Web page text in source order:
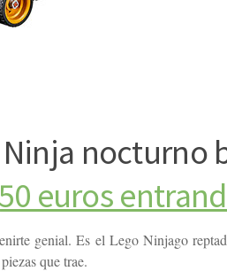
nocturno
euros
genial. Es el Lego Ninjago
que trae.